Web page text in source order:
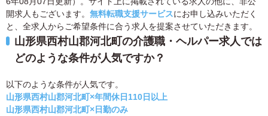
開求人もございます。 無料転職支援サービスにお申し込みいただく
と、全求人からご希望条件に合う求人を提案させていただきます。
山形県西村山郡河北町の介護職・ヘルパー求人では
どのような条件が人気ですか？
以下のような条件が人気です。
山形県西村山郡河北町×年間休日110日以上
山形県西村山郡河北町×日勤のみ